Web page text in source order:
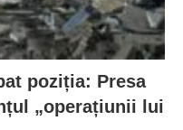
poziția: Presa
„operațiunii lui